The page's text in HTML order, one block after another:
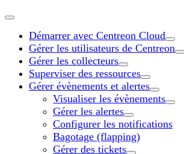
Démarrer avec Centreon Cloud
Gérer les utilisateurs de Centreon
Gérer les collecteurs
Superviser des ressources
Gérer évènements et alertes
Visualiser les évènements
Gérer les alertes
Configurer les notifications
Bagotage (flapping)
Gérer des tickets